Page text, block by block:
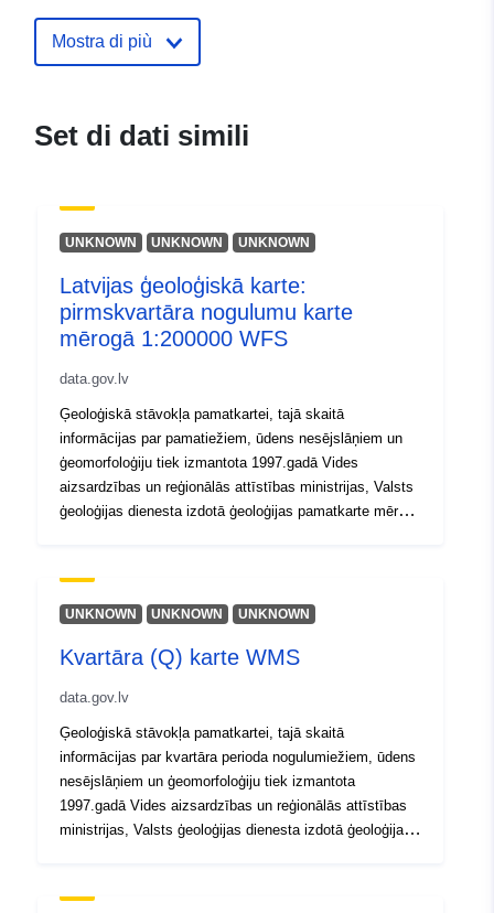
Registro del
29 July 2026
Spaziale:
20.7, 55.6 ], [ 20.7, 58.1 ], [
Tipo: Polygon
Identificatori:
6d6570c8-0b86-4237-94a5-
uriRef:
http://data.europa.eu/88u/dataset/
0b86-4237-94a5-3ee2d13a01f3
Mostra di più
Set di dati simili
UNKNOWN UNKNOWN UNKNOWN
Latvijas ģeoloģiskā karte:
pirmskvartāra nogulumu karte
mērogā 1:200000 WFS
data.gov.lv
Ģeoloģiskā stāvokļa pamatkartei, tajā skaitā
informācijas par pamatiežiem, ūdens nesējslāņiem un
ģeomorfoloģiju tiek izmantota 1997.gadā Vides
aizsardzības un reģionālās attīstības ministrijas, Valsts
ģeoloģijas dienesta izdotā ģeoloģijas pamatkarte mērogā
failiem (satur pamatinformāciju, piesaisti, vizuālo
noformējumu) (https://geolatvija.lv/main?
UNKNOWN UNKNOWN UNKNOWN
Kvartāra (Q) karte WMS
data.gov.lv
Ģeoloģiskā stāvokļa pamatkartei, tajā skaitā
informācijas par kvartāra perioda nogulumiežiem, ūdens
nesējslāņiem un ģeomorfoloģiju tiek izmantota
1997.gadā Vides aizsardzības un reģionālās attīstības
ministrijas, Valsts ģeoloģijas dienesta izdotā ģeoloģijas
failiem (satur pamatinformāciju, piesaisti, vizuālo